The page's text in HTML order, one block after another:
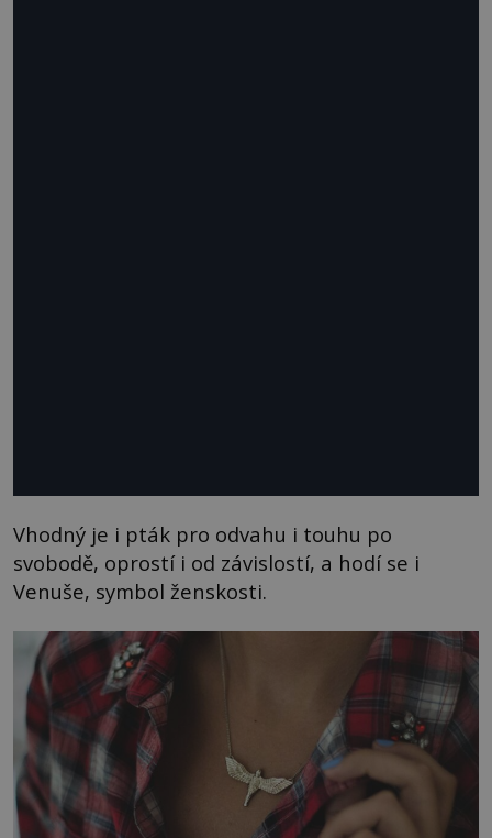
Vhodný je i pták pro odvahu i touhu po
svobodě, oprostí i od závislostí, a hodí se i
Venuše, symbol ženskosti.